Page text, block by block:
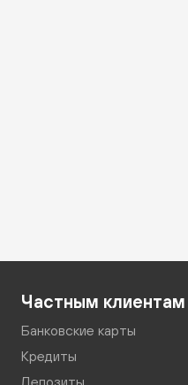
Частным клиентам
Банковские карты
Кредиты
Депозиты